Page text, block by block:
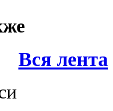
Вся лента